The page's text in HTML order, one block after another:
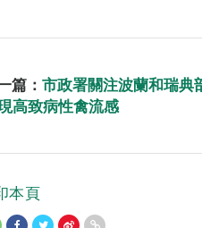
篇： 市政署關注波蘭和瑞典
高致病性禽流感
本頁